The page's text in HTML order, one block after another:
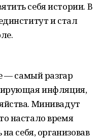
себя истории. В
и стал
— самый разгар
инфляция,
Минивадут
настало время
себя, организовав